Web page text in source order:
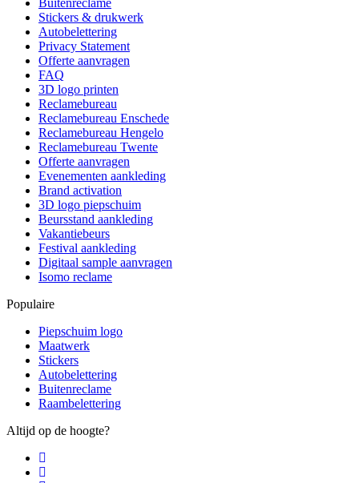
Buitenreclame
Stickers & drukwerk
Autobelettering
Privacy Statement
Offerte aanvragen
FAQ
3D logo printen
Reclamebureau
Reclamebureau Enschede
Reclamebureau Hengelo
Reclamebureau Twente
Offerte aanvragen
Evenementen aankleding
Brand activation
3D logo piepschuim
Beursstand aankleding
Vakantiebeurs
Festival aankleding
Digitaal sample aanvragen
Isomo reclame
Populaire
Piepschuim logo
Maatwerk
Stickers
Autobelettering
Buitenreclame
Raambelettering
Altijd op de hoogte?